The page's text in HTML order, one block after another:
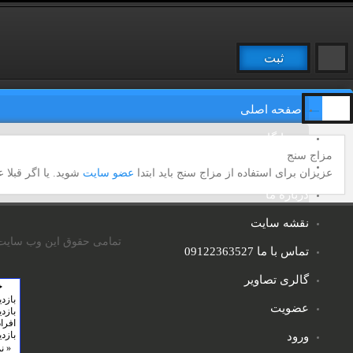
ثبت
صفحه اصلی
درمانگاه
تالار گفتگو
درباره ما
نقشه سایت
تماس با ما 09122363527
گالری تصاویر
عضویت
ورود
مزاج سنج
عزیزان برای استفاده از مزاج سنج باید ابتدا عضو سایت شوید. یا اگر
تمامی حقوق این وب